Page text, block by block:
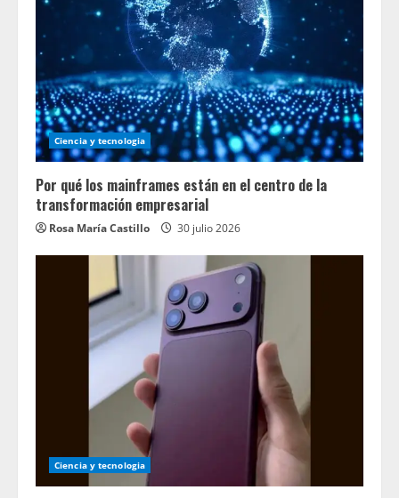
Ciencia y tecnologia
Por qué los mainframes están en el centro de la
transformación empresarial
Rosa María Castillo 30 julio 2026
Ciencia y tecnologia